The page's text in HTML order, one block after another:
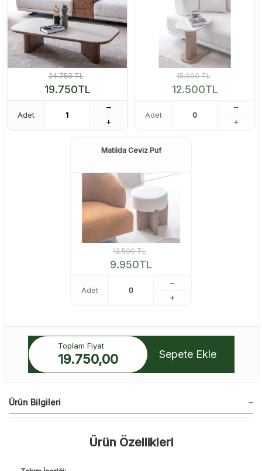
24.750TL
19.750TL
Adet
15.000TL
12.500TL
Adet
Matilda Ceviz Puf
12.500TL
9.950TL
Adet
Toplam Fiyat
19.750,00 Sepete Ekle
Ürün Bilgileri
Ürün Özellikleri